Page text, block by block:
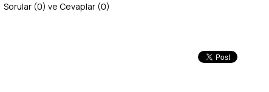
Sorular (0) ve Cevaplar (0)